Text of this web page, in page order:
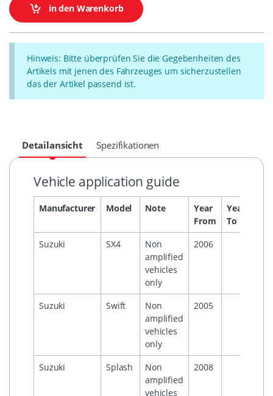
in den Warenkorb
Hinweis: Bitte überprüfen Sie die Gegebenheiten des
Artikels mit jenen des Fahrzeuges um sicherzustellen
das der Artikel passend ist.
Detailansicht Spezifikationen
Vehicle application guide
Manufacturer Model Note
Year
From
Year
To
Suzuki SX4
Non
amplified
vehicles
only
2006
Suzuki Swift
Non
amplified
vehicles
only
2005
Suzuki Splash
Non
amplified
vehicles
2008